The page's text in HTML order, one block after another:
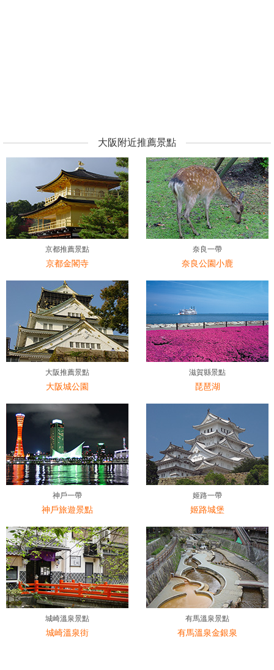
大阪附近推薦景點
京都推薦景點
京都金閣寺
奈良一帶
奈良公園小鹿
大阪推薦景點
大阪城公園
滋賀縣景點
琵琶湖
神戶一帶
神戶旅遊景點
姬路一帶
姬路城堡
城崎溫泉景點
城崎溫泉街
有馬溫泉景點
有馬溫泉金銀泉